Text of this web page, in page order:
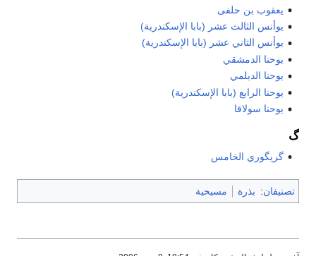
يعقوب بن حلفى
يوأنس الثالث عشر (بابا الإسكندرية)
يوأنس الثاني عشر (بابا الإسكندرية)
يوحنا الدمشقي
يوحنا الديلمي
يوحنا الرابع (بابا الإسكندرية)
يوحنا سولاقا
گ
گريگوري الخامس
تصنيفان: بذرة مسيحية